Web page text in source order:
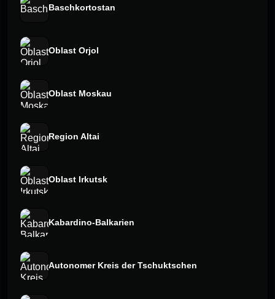
Baschkortostan
Oblast Orjol
Oblast Moskau
Region Altai
Oblast Irkutsk
Kabardino-Balkarien
Autonomer Kreis der Tschuktschen